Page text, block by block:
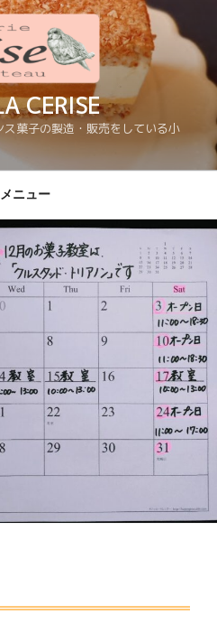
CERISE
菓子の製造・販売をしている小
メニュー